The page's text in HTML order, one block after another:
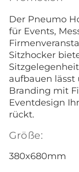
Der Pneumo
für Events,
Sitzhocker
aufbauen
Branding mit
Eventdesign
rückt.
Größe:
380x680mm